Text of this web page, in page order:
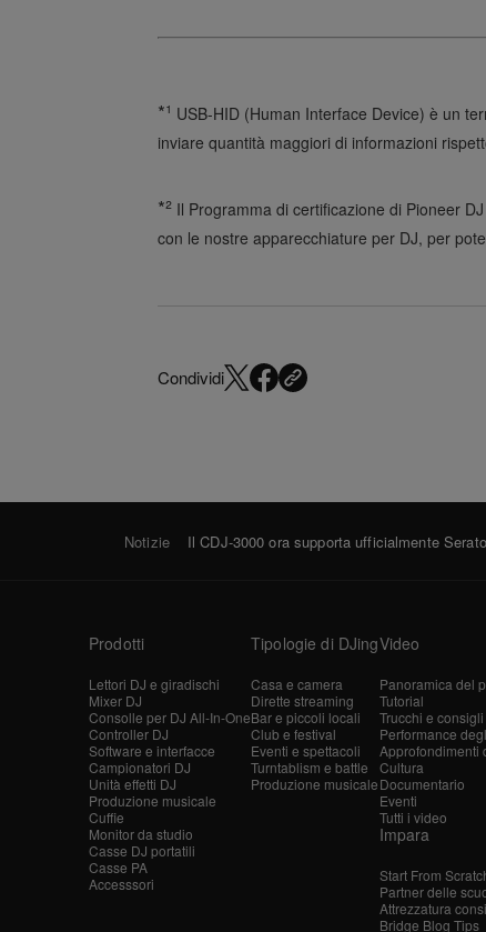
*¹ USB-HID (Human Interface Device) è un
inviare quantità maggiori di informazioni
*² Il Programma di certificazione di Pioneer
con le nostre apparecchiature per DJ, per
Condividi
Notizie Il CDJ-3000 ora supporta ufficialmente
Prodotti
Lettori DJ e giradischi
Mixer DJ
Consolle per DJ All-In-One
Controller DJ
Software e interfacce
Campionatori DJ
Unità effetti DJ
Produzione musicale
Cuffie
Monitor da studio
Casse DJ portatili
Casse PA
Accesssori
Tipologie di DJing
Casa e camera
Dirette streaming
Bar e piccoli locali
Club e festival
Eventi e spettacoli
Turntablism e battle
Produzione musicale
Video
Panoramica del
Tutorial
Trucchi e consigli
Performance
Approfondimenti
Cultura
Documentario
Eventi
Tutti i video
Impara
Start From
Partner delle
Attrezzatura
Bridge Blog Tips